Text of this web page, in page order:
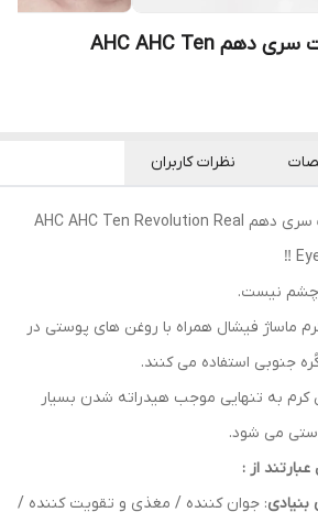
کرم دورچشم و صورت سری دهم AHC AHC Ten
نظرات کاربران
🔆 کرم دورچشم و صورت سری دهم AHC AHC Ten Revolution Real
نیست.
ماساژ فیشال همراه با روغن های پوستی در
جنوبی استفاده می کنند.
کرم به تنهایی موجب هیدراته شدن بسیار
می شود.
از :
بنیادی: جوان کننده / مغذی و تقویت کننده /